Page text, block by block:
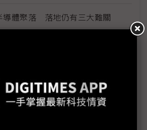
導體聚落 落地仍有三大難關
兆韓元 南韓AI半導體投資版圖一
落鬆綁工時制度 52小時限制可望